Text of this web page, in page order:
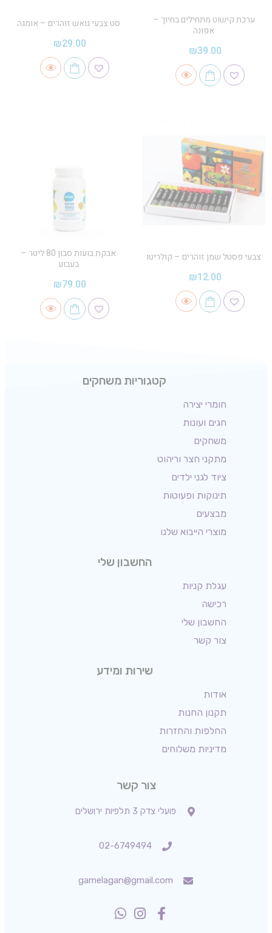
ערכת קישוט מתחילים בחיוך –
אפונה
₪39.00
סט צבעי גואש זוהרים – אומגה
₪29.00
צבעי פסטל שמן זוהרים – קולריטו
₪12.00
אבקת בועות סבון 80 ליטר –
בעבוע
₪79.00
קטגוריות משחקים
חומרי יצירה
חגים ועונות
משחקים
מתקני חצר וריהוט
ציוד לגני ילדים
תינוקות ופעוטות
מבצעים
מוצרי הייבוא שלנו
החשבון שלי
עגלת קניות
רכישה
החשבון שלי
צור קשר
שירות ומידע
אודות
תקנון החנות
החלפות והחזרות
מדיניות משלוחים
צור קשר
פועלי צדק 3 תלפיות ירושלים
02-6749494
gamelagan@gmail.com